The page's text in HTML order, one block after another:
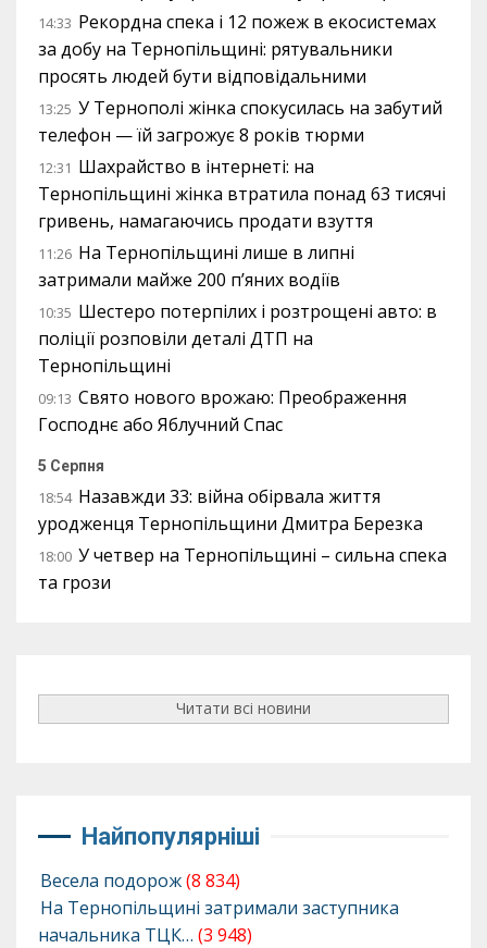
14:33 Рекордна спека і 12 пожеж в екосистемах
за добу на Тернопільщині: рятувальники
просять людей бути відповідальними
13:25 У Тернополі жінка спокусилась на забутий
телефон — їй загрожує 8 років тюрми
12:31 Шахрайство в інтернеті: на
Тернопільщині жінка втратила понад 63 тисячі
гривень, намагаючись продати взуття
11:26 На Тернопільщині лише в липні
затримали майже 200 п’яних водіїв
10:35 Шестеро потерпілих і розтрощені авто: в
поліції розповіли деталі ДТП на
Тернопільщині
09:13 Свято нового врожаю: Преображення
Господнє або Яблучний Спас
5 Серпня
18:54 Назавжди 33: війна обірвала життя
уродженця Тернопільщини Дмитра Березка
18:00 У четвер на Тернопільщині – сильна спека
та грози
Читати всі новини
Найпопулярніші
Весела подорож(8 834)
На Тернопільщині затримали заступника
начальника ТЦК… (3 948)